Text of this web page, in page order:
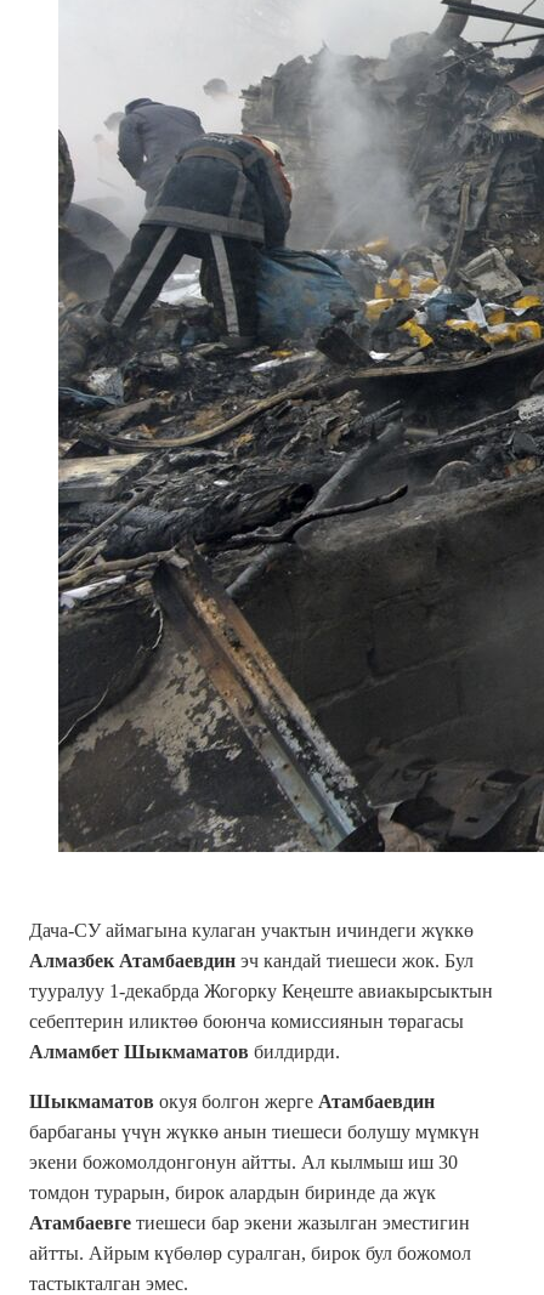
Дача-СУ аймагына кулаган учактын ичиндеги жүккө
Алмазбек Атамбаевдин эч кандай тиешеси жок. Бул
тууралуу 1-декабрда Жогорку Кеңеште авиакырсыктын
себептерин иликтөө боюнча комиссиянын төрагасы
Алмамбет Шыкмаматов билдирди.
Шыкмаматов окуя болгон жерге Атамбаевдин
барбаганы үчүн жүккө анын тиешеси болушу мүмкүн
экени божомолдонгонун айтты. Ал кылмыш иш 30
томдон турарын, бирок алардын биринде да жүк
Атамбаевге тиешеси бар экени жазылган эместигин
айтты. Айрым күбөлөр суралган, бирок бул божомол
тастыкталган эмес.